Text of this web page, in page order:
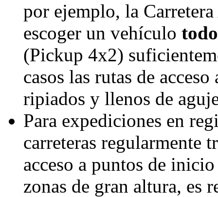
por ejemplo, la
escoger un vehículo
(Pickup 4x2)
casos las rutas de
ripiados y llenos de
Para expediciones en
carreteras regularmente
acceso a puntos de
zonas de gran altura, es